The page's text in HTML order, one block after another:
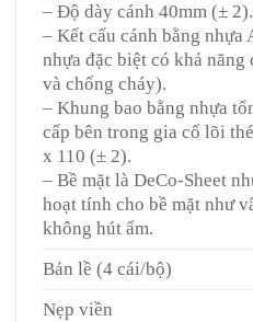
– Độ dày cánh 40mm (± 2).
– Kết cấu cánh bằng nhựa
nhựa đặc biệt có khả năng
và chống cháy).
– Khung bao bằng nhựa
cấp bên trong gia cố lõi
x 110 (± 2).
– Bề mặt là DeCo-Sheet
hoạt tính cho bề mặt như
không hút ẩm.
Bản lề (4 cái/bộ)
Nẹp viền